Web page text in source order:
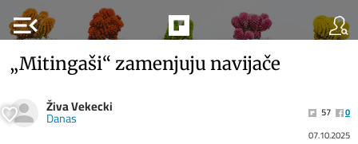
menu_open
„Mitingaši“ zamenjuju navijače
Živa Vekecki
Danas 57
0
07.10.2025